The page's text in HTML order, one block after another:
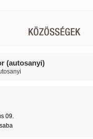
(autosanyi)
09.